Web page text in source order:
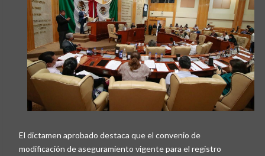
El dictamen aprobado destaca que el convenio de
modificación de aseguramiento vigente para el registro